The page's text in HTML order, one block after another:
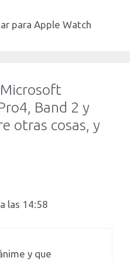
para Apple Watch
Band 2 y
otras cosas, y
las 14:58
y que